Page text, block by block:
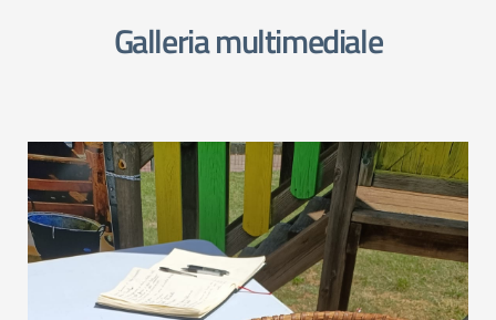
Galleria multimediale